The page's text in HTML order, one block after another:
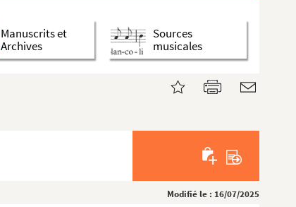
Manuscrits et
Archives
Sources
musicales
Modifié le : 16/07/2025